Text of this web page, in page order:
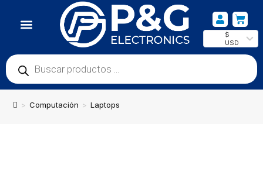
$
USD
> Computación > Laptops